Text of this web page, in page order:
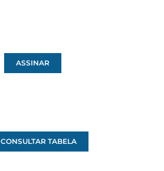
ASSINAR
CONSULTAR TABELA